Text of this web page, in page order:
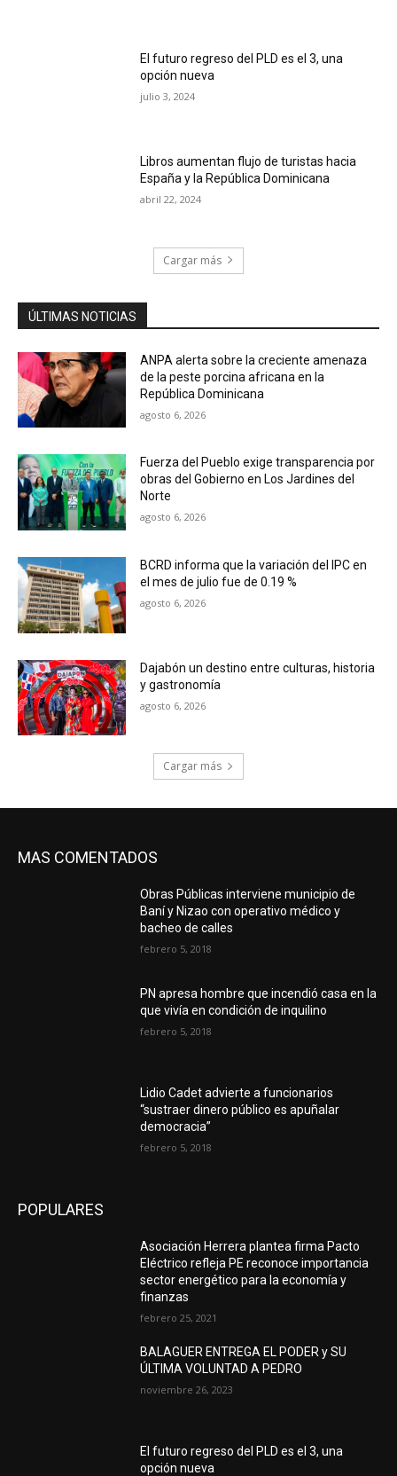
El futuro regreso del PLD es el 3, una
opción nueva
julio 3, 2024
Libros aumentan flujo de turistas hacia
España y la República Dominicana
abril 22, 2024
Cargar más
ÚLTIMAS NOTICIAS
ANPA alerta sobre la creciente amenaza
de la peste porcina africana en la
República Dominicana
agosto 6, 2026
Fuerza del Pueblo exige transparencia por
obras del Gobierno en Los Jardines del
Norte
agosto 6, 2026
BCRD informa que la variación del IPC en
el mes de julio fue de 0.19 %
agosto 6, 2026
Dajabón un destino entre culturas, historia
y gastronomía
agosto 6, 2026
Cargar más
MAS COMENTADOS
Obras Públicas interviene municipio de
Baní y Nizao con operativo médico y
bacheo de calles
febrero 5, 2018
PN apresa hombre que incendió casa en la
que vivía en condición de inquilino
febrero 5, 2018
Lidio Cadet advierte a funcionarios
“sustraer dinero público es apuñalar
democracia”
febrero 5, 2018
POPULARES
Asociación Herrera plantea firma Pacto
Eléctrico refleja PE reconoce importancia
sector energético para la economía y
finanzas
febrero 25, 2021
BALAGUER ENTREGA EL PODER y SU
ÚLTIMA VOLUNTAD A PEDRO
noviembre 26, 2023
El futuro regreso del PLD es el 3, una
opción nueva